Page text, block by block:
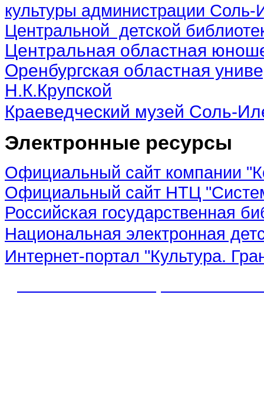
культуры администрации Соль-
Центральной детской
Центральная областная
Оренбургская областная
Н.К.Крупской
Краеведческий музей Соль-
Электронные ресурсы
Официальный сайт компании
Официальный сайт НТЦ
Российская государственная
Национальная электронная
Интернет-портал "Культура.